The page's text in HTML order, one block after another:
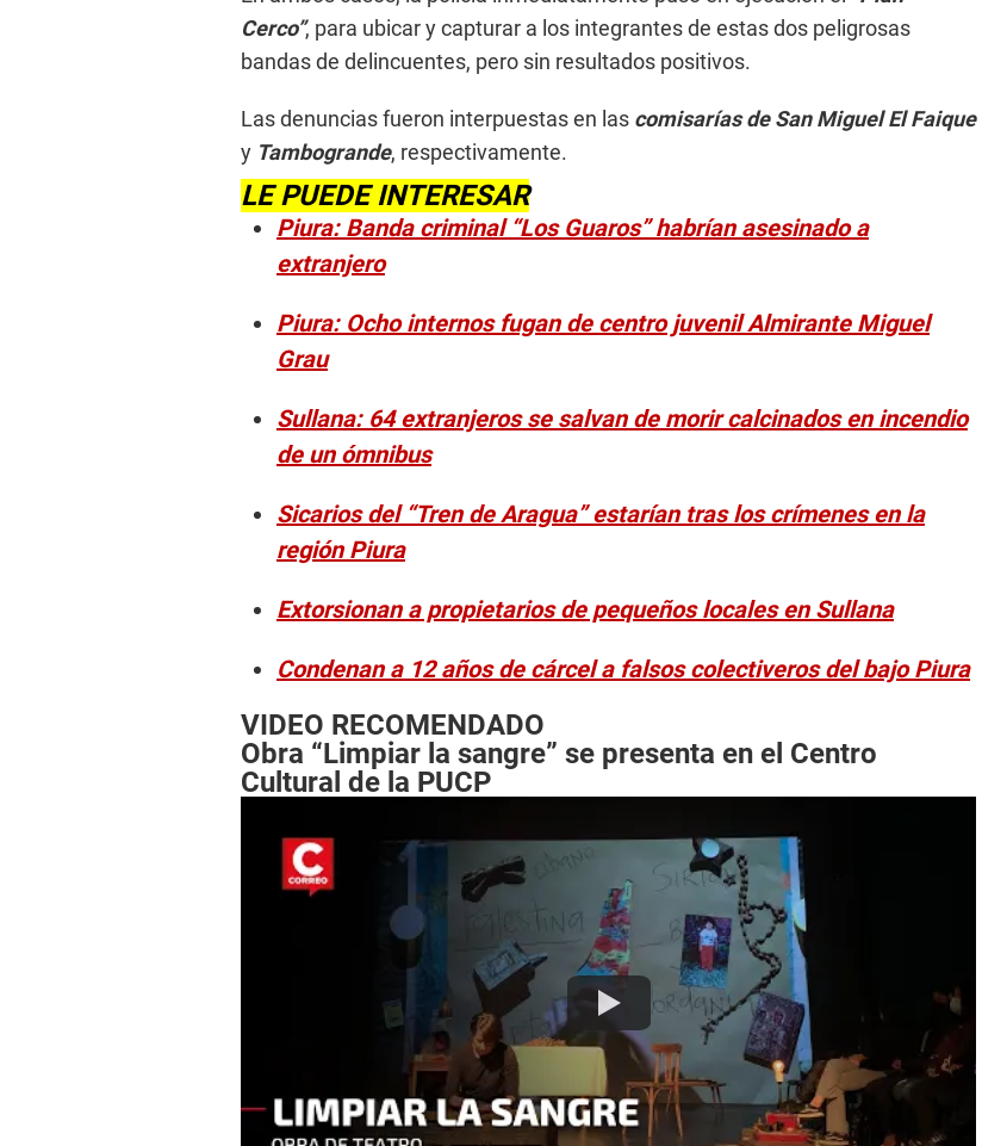
Cerco”, para ubicar y capturar a los integrantes de estas dos peligrosas
bandas de delincuentes, pero sin resultados positivos.
Las denuncias fueron interpuestas en las comisarías de San Miguel El Faique
y Tambogrande, respectivamente.
LE PUEDE INTERESAR
Piura: Banda criminal “Los Guaros” habrían asesinado a
extranjero
Piura: Ocho internos fugan de centro juvenil Almirante Miguel
Grau
Sullana: 64 extranjeros se salvan de morir calcinados en incendio
de un ómnibus
Sicarios del “Tren de Aragua” estarían tras los crímenes en la
región Piura
Extorsionan a propietarios de pequeños locales en Sullana
Condenan a 12 años de cárcel a falsos colectiveros del bajo Piura
VIDEO RECOMENDADO
Obra “Limpiar la sangre” se presenta en el Centro
Cultural de la PUCP